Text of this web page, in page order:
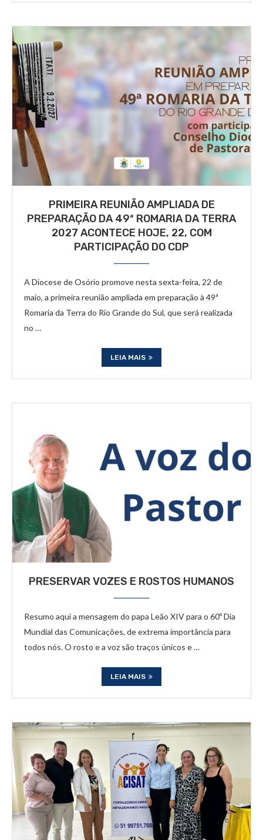
PRIMEIRA REUNIÃO AMPLIADA DE
PREPARAÇÃO DA 49ª ROMARIA DA TERRA
2027 ACONTECE HOJE, 22, COM
PARTICIPAÇÃO DO CDP
A Diocese de Osório promove nesta sexta-feira, 22 de
maio, a primeira reunião ampliada em preparação à 49ª
Romaria da Terra do Rio Grande do Sul, que será realizada
no …
LEIA MAIS
PRESERVAR VOZES E ROSTOS HUMANOS
Resumo aqui a mensagem do papa Leão XIV para o 60º Dia
Mundial das Comunicações, de extrema importância para
todos nós. O rosto e a voz são traços únicos e …
LEIA MAIS